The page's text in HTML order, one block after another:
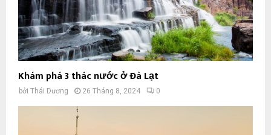
Khám phá 3 thác nước ở Đà Lạt
bởi Thái Dương 26 Tháng 8, 2024 0